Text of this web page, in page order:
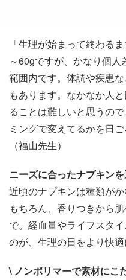
「生理が始まって終わる
～60gですが、かなり個
範囲内です。体調や疾患
もあります。なかなか人
ることは難しいと思うの
ミングで変えてるかを日
（福山先生）
ニーズに合ったナプキンを
近頃のナプキンは種類が
もちろん、香りつきから
で。経血量やライフスタ
のが、生理の日をより快
\ ノンポリマーで素材にこ